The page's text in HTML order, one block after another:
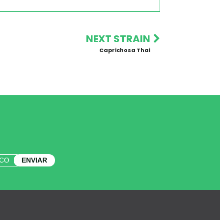
NEXT STRAIN
Caprichosa Thai
ENVIAR